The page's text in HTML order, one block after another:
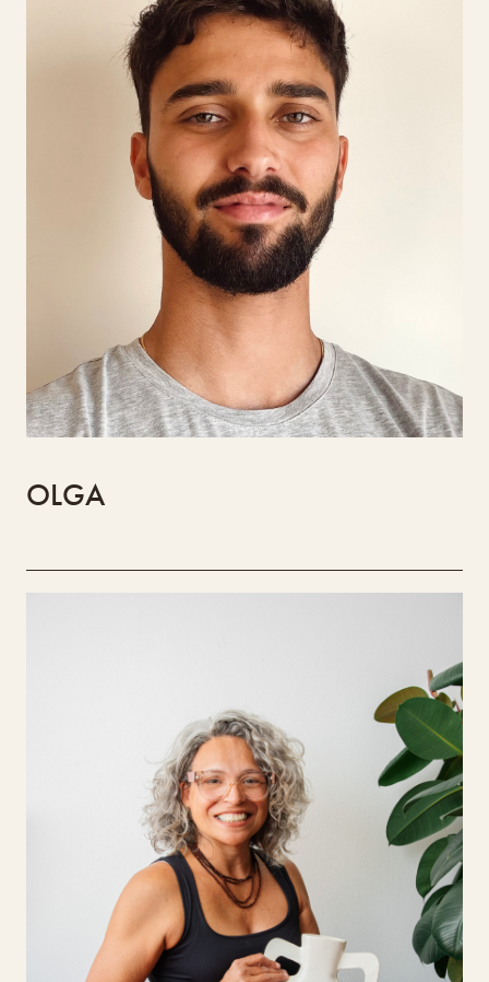
Bernardo Gomes licenciou-se em Design de
Equipamento em 2019 na Faculdade de Belas-
Artes de Lisboa e concluiu o mestrado em
Design de Produto na ESAD Matosinhos em 2022.
Foi 2º classificado nos Guilherme Awards em
2019. Em 2025, iniciou a incubação no Design
Lab com o projeto OLGA, uma cadeira que funde
saber tradicional e design contemporâneo,
valorizando a identidade e cultura artesanal
OLGA
Ana Silva
Ana Silva, brasileira, vive em Lagos,
Portugal, onde se dedicou à cerâmica após uma
carreira no direito. Fez formações no AR.CO e
no Loulé Criativo, e fundou o atelier itsana
– handmade ceramics. O seu projeto Azulejos
Interativos propõe composições cerâmicas
modulares, dinâmicas e personalizáveis, que
reinventam a tradição dos azulejos
portugueses. Convida à experimentação e
reforça a ligação entre arte, identidade e
território.